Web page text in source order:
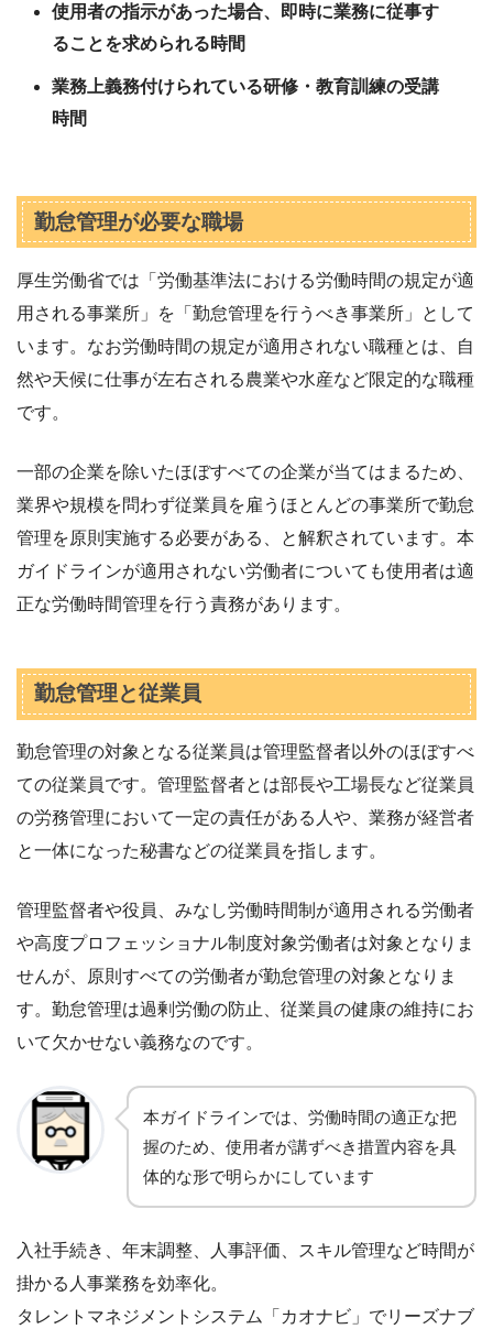
使用者の指示があった場合、即時に業務に従事す
ることを求められる時間
業務上義務付けられている研修・教育訓練の受講
時間
勤怠管理が必要な職場
厚生労働省では「労働基準法における労働時間の規定が適
用される事業所」を「勤怠管理を行うべき事業所」として
います。なお労働時間の規定が適用されない職種とは、自
然や天候に仕事が左右される農業や水産など限定的な職種
です。
一部の企業を除いたほぼすべての企業が当てはまるため、
業界や規模を問わず従業員を雇うほとんどの事業所で勤怠
管理を原則実施する必要がある、と解釈されています。本
ガイドラインが適用されない労働者についても使用者は適
正な労働時間管理を行う責務があります。
勤怠管理と従業員
勤怠管理の対象となる従業員は管理監督者以外のほぼすべ
ての従業員です。管理監督者とは部長や工場長など従業員
の労務管理において一定の責任がある人や、業務が経営者
と一体になった秘書などの従業員を指します。
管理監督者や役員、みなし労働時間制が適用される労働者
や高度プロフェッショナル制度対象労働者は対象となりま
せんが、原則すべての労働者が勤怠管理の対象となりま
す。勤怠管理は過剰労働の防止、従業員の健康の維持にお
いて欠かせない義務なのです。
本ガイドラインでは、労働時間の適正な把
握のため、使用者が講ずべき措置内容を具
体的な形で明らかにしています
入社手続き、年末調整、人事評価、スキル管理など時間が
掛かる人事業務を効率化。
タレントマネジメントシステム「カオナビ」でリーズナブ